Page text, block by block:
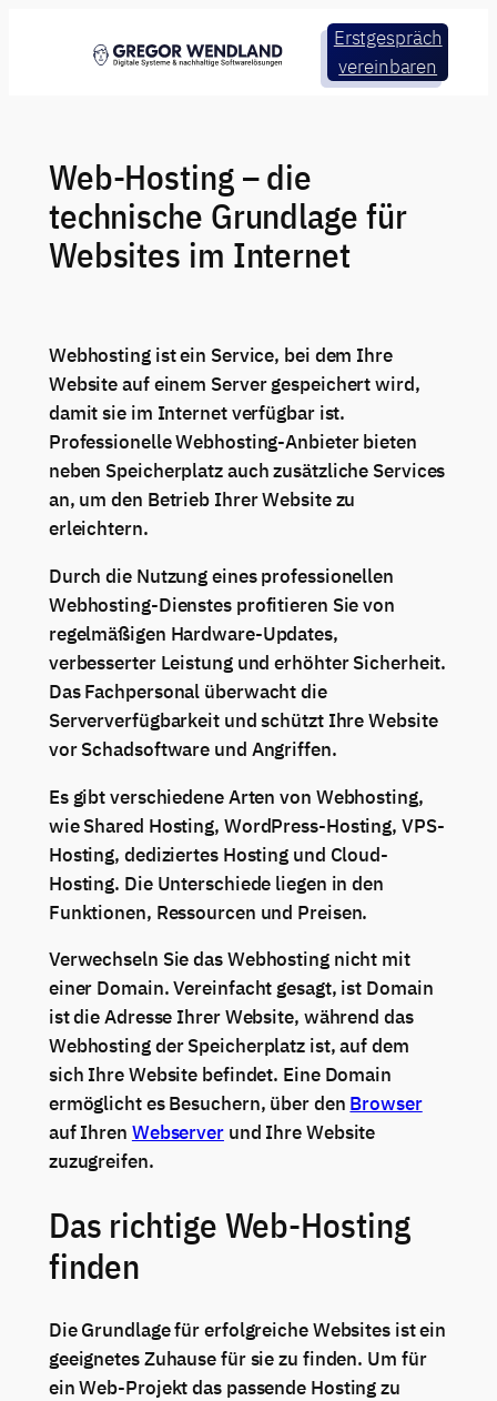
Erstgespräch
vereinbaren
Web-Hosting – die
technische Grundlage für
Websites im Internet
Webhosting ist ein Service, bei dem Ihre
Website auf einem Server gespeichert wird,
damit sie im Internet verfügbar ist.
Professionelle Webhosting-Anbieter bieten
neben Speicherplatz auch zusätzliche Services
an, um den Betrieb Ihrer Website zu
erleichtern.
Durch die Nutzung eines professionellen
Webhosting-Dienstes profitieren Sie von
regelmäßigen Hardware-Updates,
verbesserter Leistung und erhöhter Sicherheit.
Das Fachpersonal überwacht die
Serververfügbarkeit und schützt Ihre Website
vor Schadsoftware und Angriffen.
Es gibt verschiedene Arten von Webhosting,
wie Shared Hosting, WordPress-Hosting, VPS-
Hosting, dediziertes Hosting und Cloud-
Hosting. Die Unterschiede liegen in den
Funktionen, Ressourcen und Preisen.
Verwechseln Sie das Webhosting nicht mit
einer Domain. Vereinfacht gesagt, ist Domain
ist die Adresse Ihrer Website, während das
Webhosting der Speicherplatz ist, auf dem
sich Ihre Website befindet. Eine Domain
ermöglicht es Besuchern, über den Browser
auf Ihren Webserverund Ihre Website
zuzugreifen.
Das richtige Web-Hosting
finden
Die Grundlage für erfolgreiche Websites ist ein
geeignetes Zuhause für sie zu finden. Um für
ein Web-Projekt das passende Hosting zu